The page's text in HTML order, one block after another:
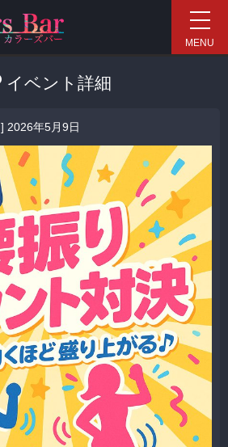
新宿ハプニングバーイベ
MENU
イベント詳細
] 2026年5月9日